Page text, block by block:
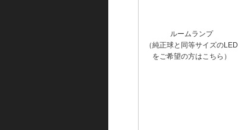
ルームランプ
（純正球と同等サイズのLED
をご希望の方はこちら）